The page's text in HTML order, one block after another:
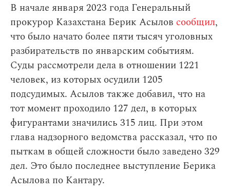
В начале января 2023 года Генеральный
прокурор Казахстана Берик Асылов сообщил,
что было начато более пяти тысяч уголовных
разбирательств по январским событиям.
Суды рассмотрели дела в отношении 1221
человек, из которых осудили 1205
подсудимых. Асылов также добавил, что на
тот момент проходило 127 дел, в которых
фигурантами значились 315 лиц. При этом
глава надзорного ведомства рассказал, что по
пыткам в общей сложности было заведено 329
дел. Это было последнее выступление Берика
Асылова по Кантару.